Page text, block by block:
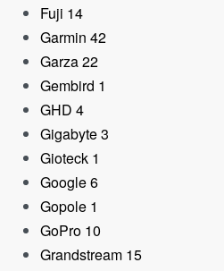
Fuji 14
Garmin 42
Garza22
Gembird 1
GHD 4
Gigabyte3
Gioteck 1
Google6
Gopole 1
GoPro 10
Grandstream 15